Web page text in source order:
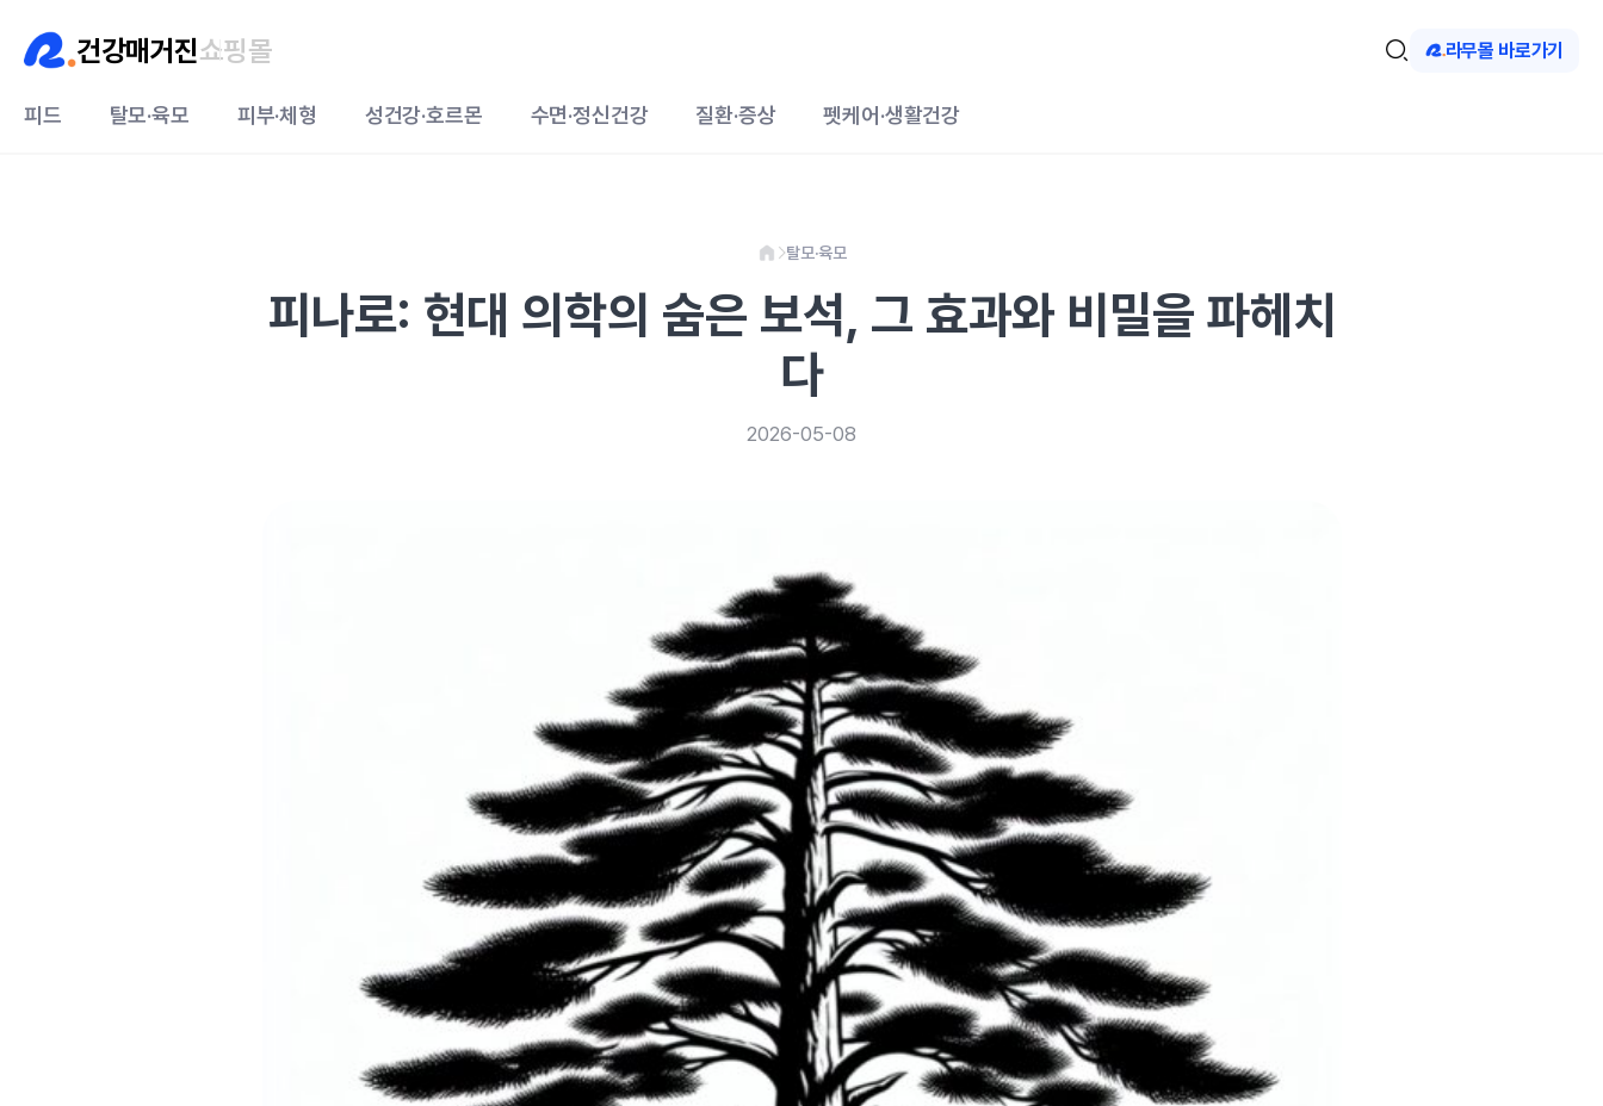
건강매거진쇼핑몰 라무몰 바로가기
피드 탈모·육모 피부·체형 성건강·호르몬 수면·정신건강 질환·증상 펫케어·생활건강
탈모·육모
피나로: 현대 의학의 숨은 보석, 그 효과와 비밀을 파헤치
다
2026-05-08